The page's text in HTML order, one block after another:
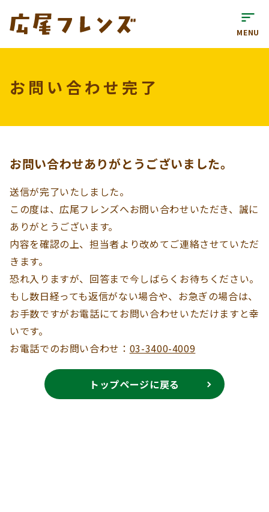
sort
MENU
お問い合わせ完了
お問い合わせありがとうございました。
送信が完了いたしました。
この度は、広尾フレンズへお問い合わせいただき、誠に
ありがとうございます。
内容を確認の上、担当者より改めてご連絡させていただ
きます。
恐れ入りますが、回答まで今しばらくお待ちください。
もし数日経っても返信がない場合や、お急ぎの場合は、
お手数ですがお電話にてお問い合わせいただけますと幸
いです。
お電話でのお問い合わせ： 03-3400-4009
トップページに戻る